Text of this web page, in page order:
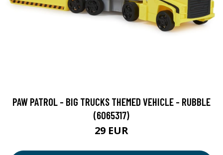
PAW PATROL - BIG TRUCKS THEMED VEHICLE - RUBBLE
(6065317)
29 EUR